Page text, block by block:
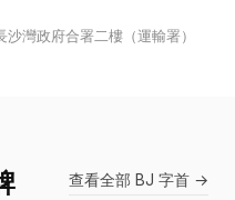
灣政府合署二樓（運輸署）
查看全部 BJ 字首 →